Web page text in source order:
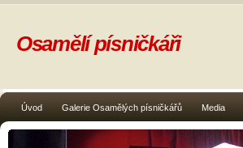
Úvod Galerie Osamělých písničkářů Media
Osamělí písničkáři